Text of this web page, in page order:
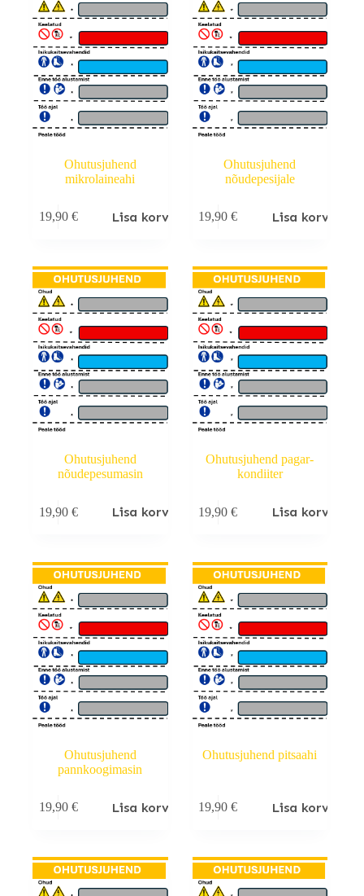
Ohutusjuhend
mikrolaineahi
19,90 € Lisa korvi
Ohutusjuhend
nõudepesijale
19,90€ Lisa korvi
Ohutusjuhend
nõudepesumasin
19,90 € Lisa korvi
Ohutusjuhend pagar-
kondiiter
19,90€ Lisa korvi
Ohutusjuhend
pannkoogimasin
19,90 € Lisa korvi
Ohutusjuhend pitsaahi
19,90€ Lisa korvi